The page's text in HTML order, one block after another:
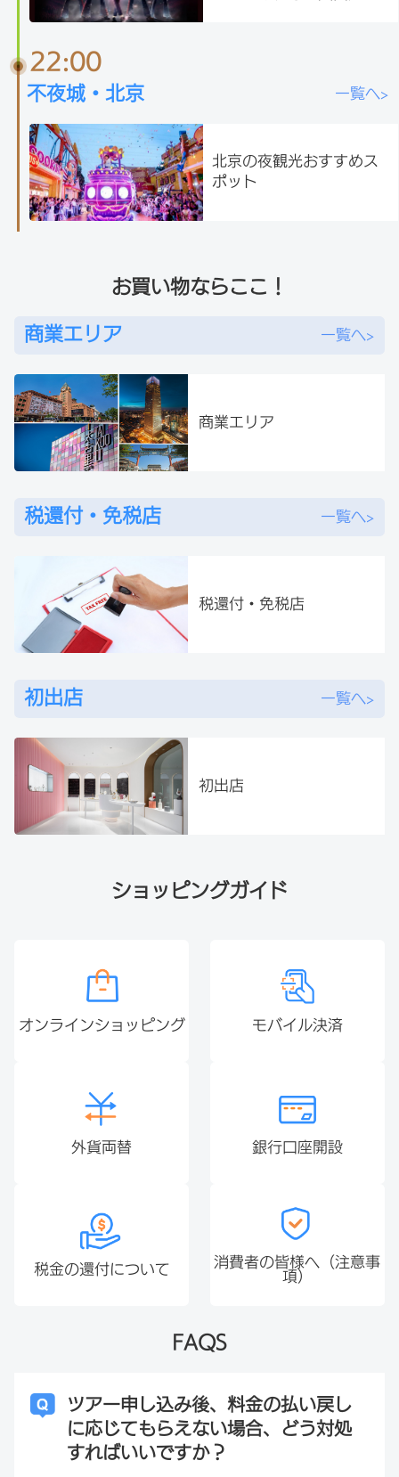
22:00
不夜城・北京 一覧へ>
北京の夜観光おすすめス
ポット
お買い物ならここ！
商業エリア
一覧へ>
商業エリア
税還付・免税店 一覧へ>
税還付・免税店
初出店 一覧へ>
初出店
ショッピングガイド
オンラインショッピング モバイル決済
外貨両替 銀行口座開設
税金の還付について 消費者の皆様へ（注意事
項）
FAQS
ツアー申し込み後、料金の払い戻し
に応じてもらえない場合、どう対処
すればいいですか？